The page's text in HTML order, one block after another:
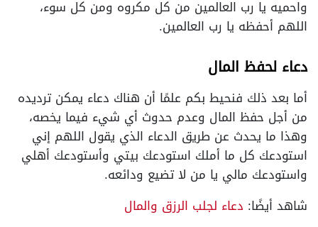
واحميه يا رب العالمين من كل مكروه ومن كل سوء،
اللهم أحفظه يا رب العالمين.
دعاء لحفظ المال
أما بعد ذلك فنحيط بكم علمًا أن هناك دعاء يمكن ترديده
من أجل حفظ المال وعدم حدوث أي شيء فيما يخصه،
وهذا ما يحدث عن طريق الدعاء الذي يقول اللهم إني
استودعك كل ما أملك استودعك بيتي وأستودعك أهلي
واستودعك مالي يا من لا تضيع ودائعه.
شاهد أيضًا: دعاء لجلب الرزق والمال